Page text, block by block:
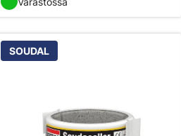
SOUDAL